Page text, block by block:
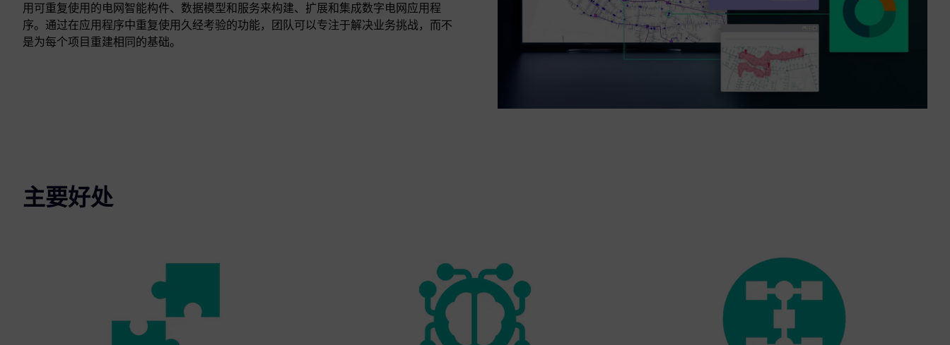
用可重复使用的电网智能构件、数据模型和服务来构建、扩展和集成数字电网应用程
序。通过在应用程序中重复使用久经考验的功能，团队可以专注于解决业务挑战，而不
是为每个项目重建相同的基础。
主要好处